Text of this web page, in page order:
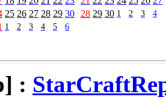
25 26 27 28 29 30
1 2 3 4 5 6
28 29 30 1 2 3 4
: